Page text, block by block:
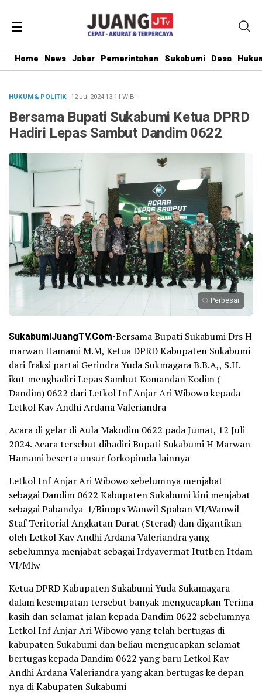
Home News Jabar Pemerintahan Sukabumi Desa
HUKUM & POLITIK· 12 Jul 202413:11 WIB ·
Bersama Bupati Sukabumi Ketua DPRD
Hadiri Lepas Sambut Dandim 0622
Perbesar
SukabumiJuangTV.Com-Bersama Bupati Sukabumi Drs H
marwan Hamami M.M, Ketua DPRD Kabupaten Sukabumi
dari fraksi partai Gerindra Yuda Sukmagara B.B.A,, S.H.
ikut menghadiri Lepas Sambut Komandan Kodim (
Dandim) 0622 dari Letkol Inf Anjar Ari Wibowo kepada
Letkol Kav Andhi Ardana Valeriandra
Acara di gelar di Aula Makodim 0622 pada Jumat, 12 Juli
2024. Acara tersebut dihadiri Bupati Sukabumi H Marwan
Hamami beserta unsur forkopimda lainnya
Letkol Inf Anjar Ari Wibowo sebelumnya menjabat
sebagai Dandim 0622 Kabupaten Sukabumi kini menjabat
sebagai Pabandya-1/Binops Wanwil Spaban VI/Wanwil
Staf Teritorial Angkatan Darat (Sterad) dan digantikan
oleh Letkol Kav Andhi Ardana Valeriandra yang
sebelumnya menjabat sebagai Irdyavermat Itutben Itdam
VI/Mlw
Ketua DPRD Kabupaten Sukabumi Yuda Sukamagara
dalam kesempatan tersebut banyak mengucapkan Terima
kasih dan selamat jalan kepada Dandim 0622 sebelumnya
Letkol Inf Anjar Ari Wibowo yang telah bertugas di
kabupaten Sukabumi dan beliau mengucapkan selamat
bertugas kepada Dandim 0622 yang baru Letkol Kav
Andhi Ardana Valeriandra yang akan bertugas ke depan
nya di Kabupaten Sukabumi